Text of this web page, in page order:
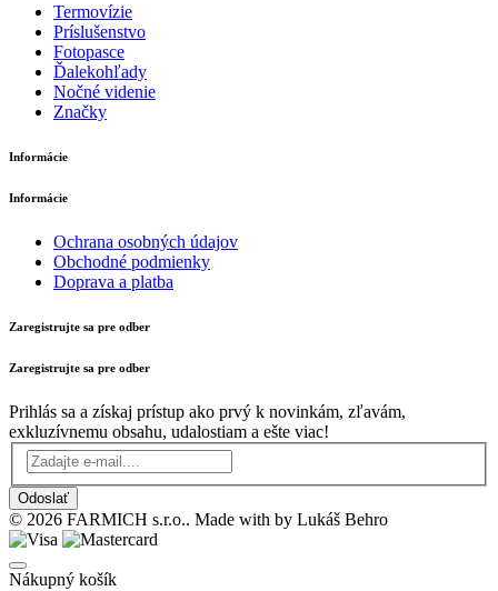
Termovízie
Príslušenstvo
Fotopasce
Ďalekohľady
Nočné videnie
Značky
Informácie
Informácie
Ochrana osobných údajov
Obchodné podmienky
Doprava a platba
Zaregistrujte sa pre odber
Zaregistrujte sa pre odber
Prihlás sa a získaj prístup ako prvý k novinkám, zľavám,
exkluzívnemu obsahu, udalostiam a ešte viac!
Odoslať
© 2026 FARMICH s.r.o.. Made with by Lukáš Behro
Nákupný košík